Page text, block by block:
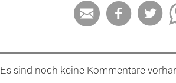
  
Es sind noch keine Kommentare